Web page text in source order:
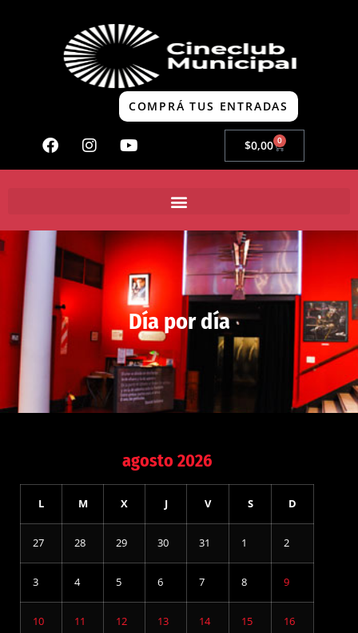
COMPRÁ TUS ENTRADAS
$0,00 0
Día por día
agosto 2026
L M X J V S D
27 28 29 30 31 1 2
3 4 5 6 7 8 9
10 11 12 13 14 15 16